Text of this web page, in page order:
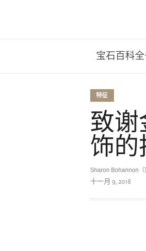
宝石百科
特征
致
饰的
Sharon Bohannon（
十一月 9, 2018